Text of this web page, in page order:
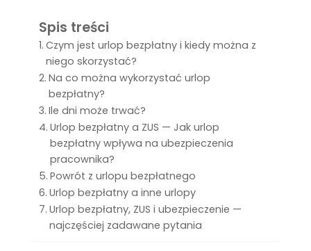
Spis treści
Czym jest urlop bezpłatny i kiedy można z
niego skorzystać?
Na co można wykorzystać urlop
bezpłatny?
Ile dni może trwać?
Urlop bezpłatny a ZUS — Jak urlop
bezpłatny wpływa na ubezpieczenia
pracownika?
Powrót z urlopu bezpłatnego
Urlop bezpłatny a inne urlopy
Urlop bezpłatny, ZUS i ubezpieczenie —
najczęściej zadawane pytania